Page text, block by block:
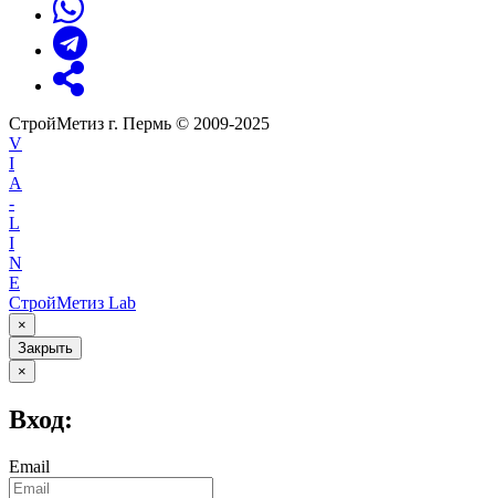
СтройМетиз г. Пермь © 2009-2025
V
I
A
-
L
I
N
E
СтройМетиз Lab
×
Закрыть
×
Вход:
Email